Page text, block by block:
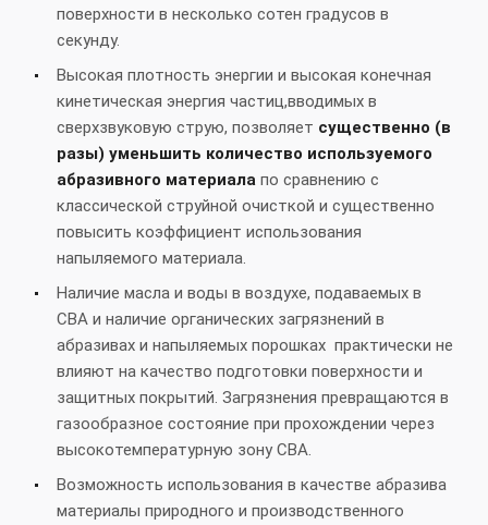
поверхности в несколько сотен градусов в
секунду.
Высокая плотность энергии и высокая конечная
кинетическая энергия частиц,вводимых в
сверхзвуковую струю, позволяет существенно (в
разы) уменьшить количество используемого
абразивного материала по сравнению с
классической струйной очисткой и существенно
повысить коэффициент использования
напыляемого материала.
Наличие масла и воды в воздухе, подаваемых в
СВА и наличие органических загрязнений в
абразивах и напыляемых порошках практически не
влияют на качество подготовки поверхности и
защитных покрытий. Загрязнения превращаются в
газообразное состояние при прохождении через
высокотемпературную зону СВА.
Возможность использования в качестве абразива
материалы природного и производственного